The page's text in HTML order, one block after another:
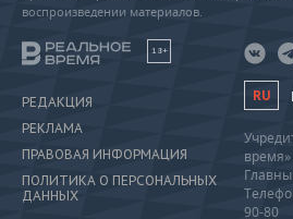
воспроизведении материалов.
18+
РЕДАКЦИЯ
РЕКЛАМА
ПРАВОВАЯ ИНФОРМАЦИЯ
ПОЛИТИКА О ПЕРСОНАЛЬНЫХ
ДАННЫХ
RU
время»
90-80